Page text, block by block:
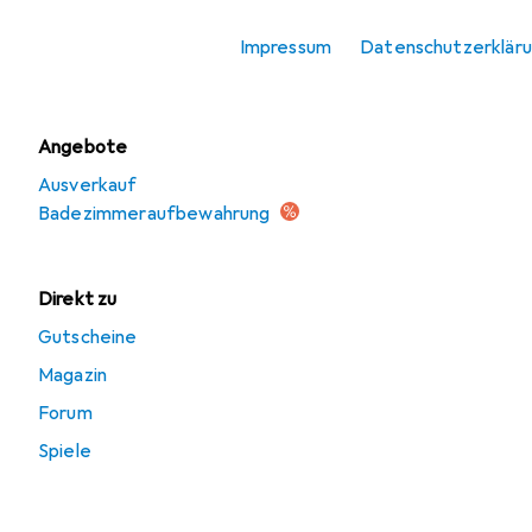
Impressum
Angebote
Ausverkauf
Badezimmeraufbewahrung
Direkt zu
Gutscheine
Magazin
Forum
Spiele